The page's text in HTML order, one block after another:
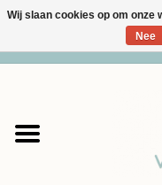
Garens
Wij slaan cookies op om onze
Nee